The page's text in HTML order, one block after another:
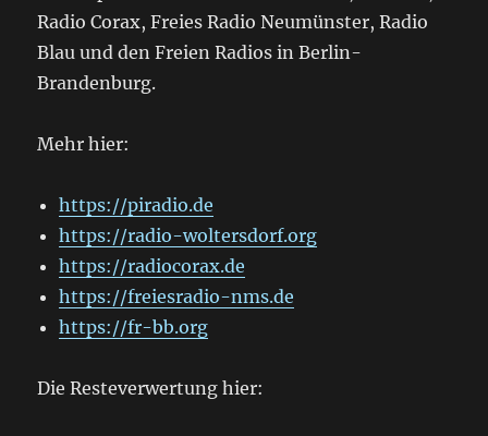
Radio Corax, Freies Radio Neumünster, Radio
Blau und den Freien Radios in Berlin-
Brandenburg.
Mehr hier:
https://piradio.de
https://radio-woltersdorf.org
https://radiocorax.de
https://freiesradio-nms.de
https://fr-bb.org
Die Resteverwertung hier: